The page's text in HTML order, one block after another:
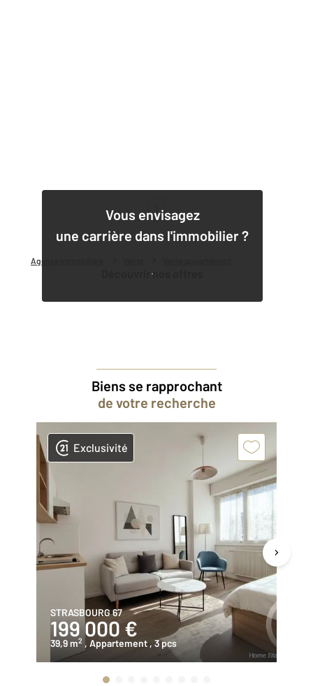
Agence immobilière
Vous envisagez
une carrière dans l'immobilier ?
Découvrir nos offres
1
Biens se rapprochant
de votre recherche
Exclusivité
STRASBOURG 67
199 000 €
39,9 m2 , Appartement , 3 pcs